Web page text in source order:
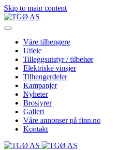
Skip to main content
Våre tilhengere
Utleie
Tilleggsutstyr / tilbehør
Elektriske vinsjer
Tilhengerdeler
Kampanjer
Nyheter
Brosjyrer
Galleri
Våre annonser på finn.no
Kontakt